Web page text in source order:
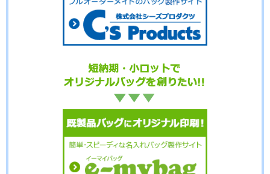
No.3-099 No.3-098
No.3-096 No.3-095